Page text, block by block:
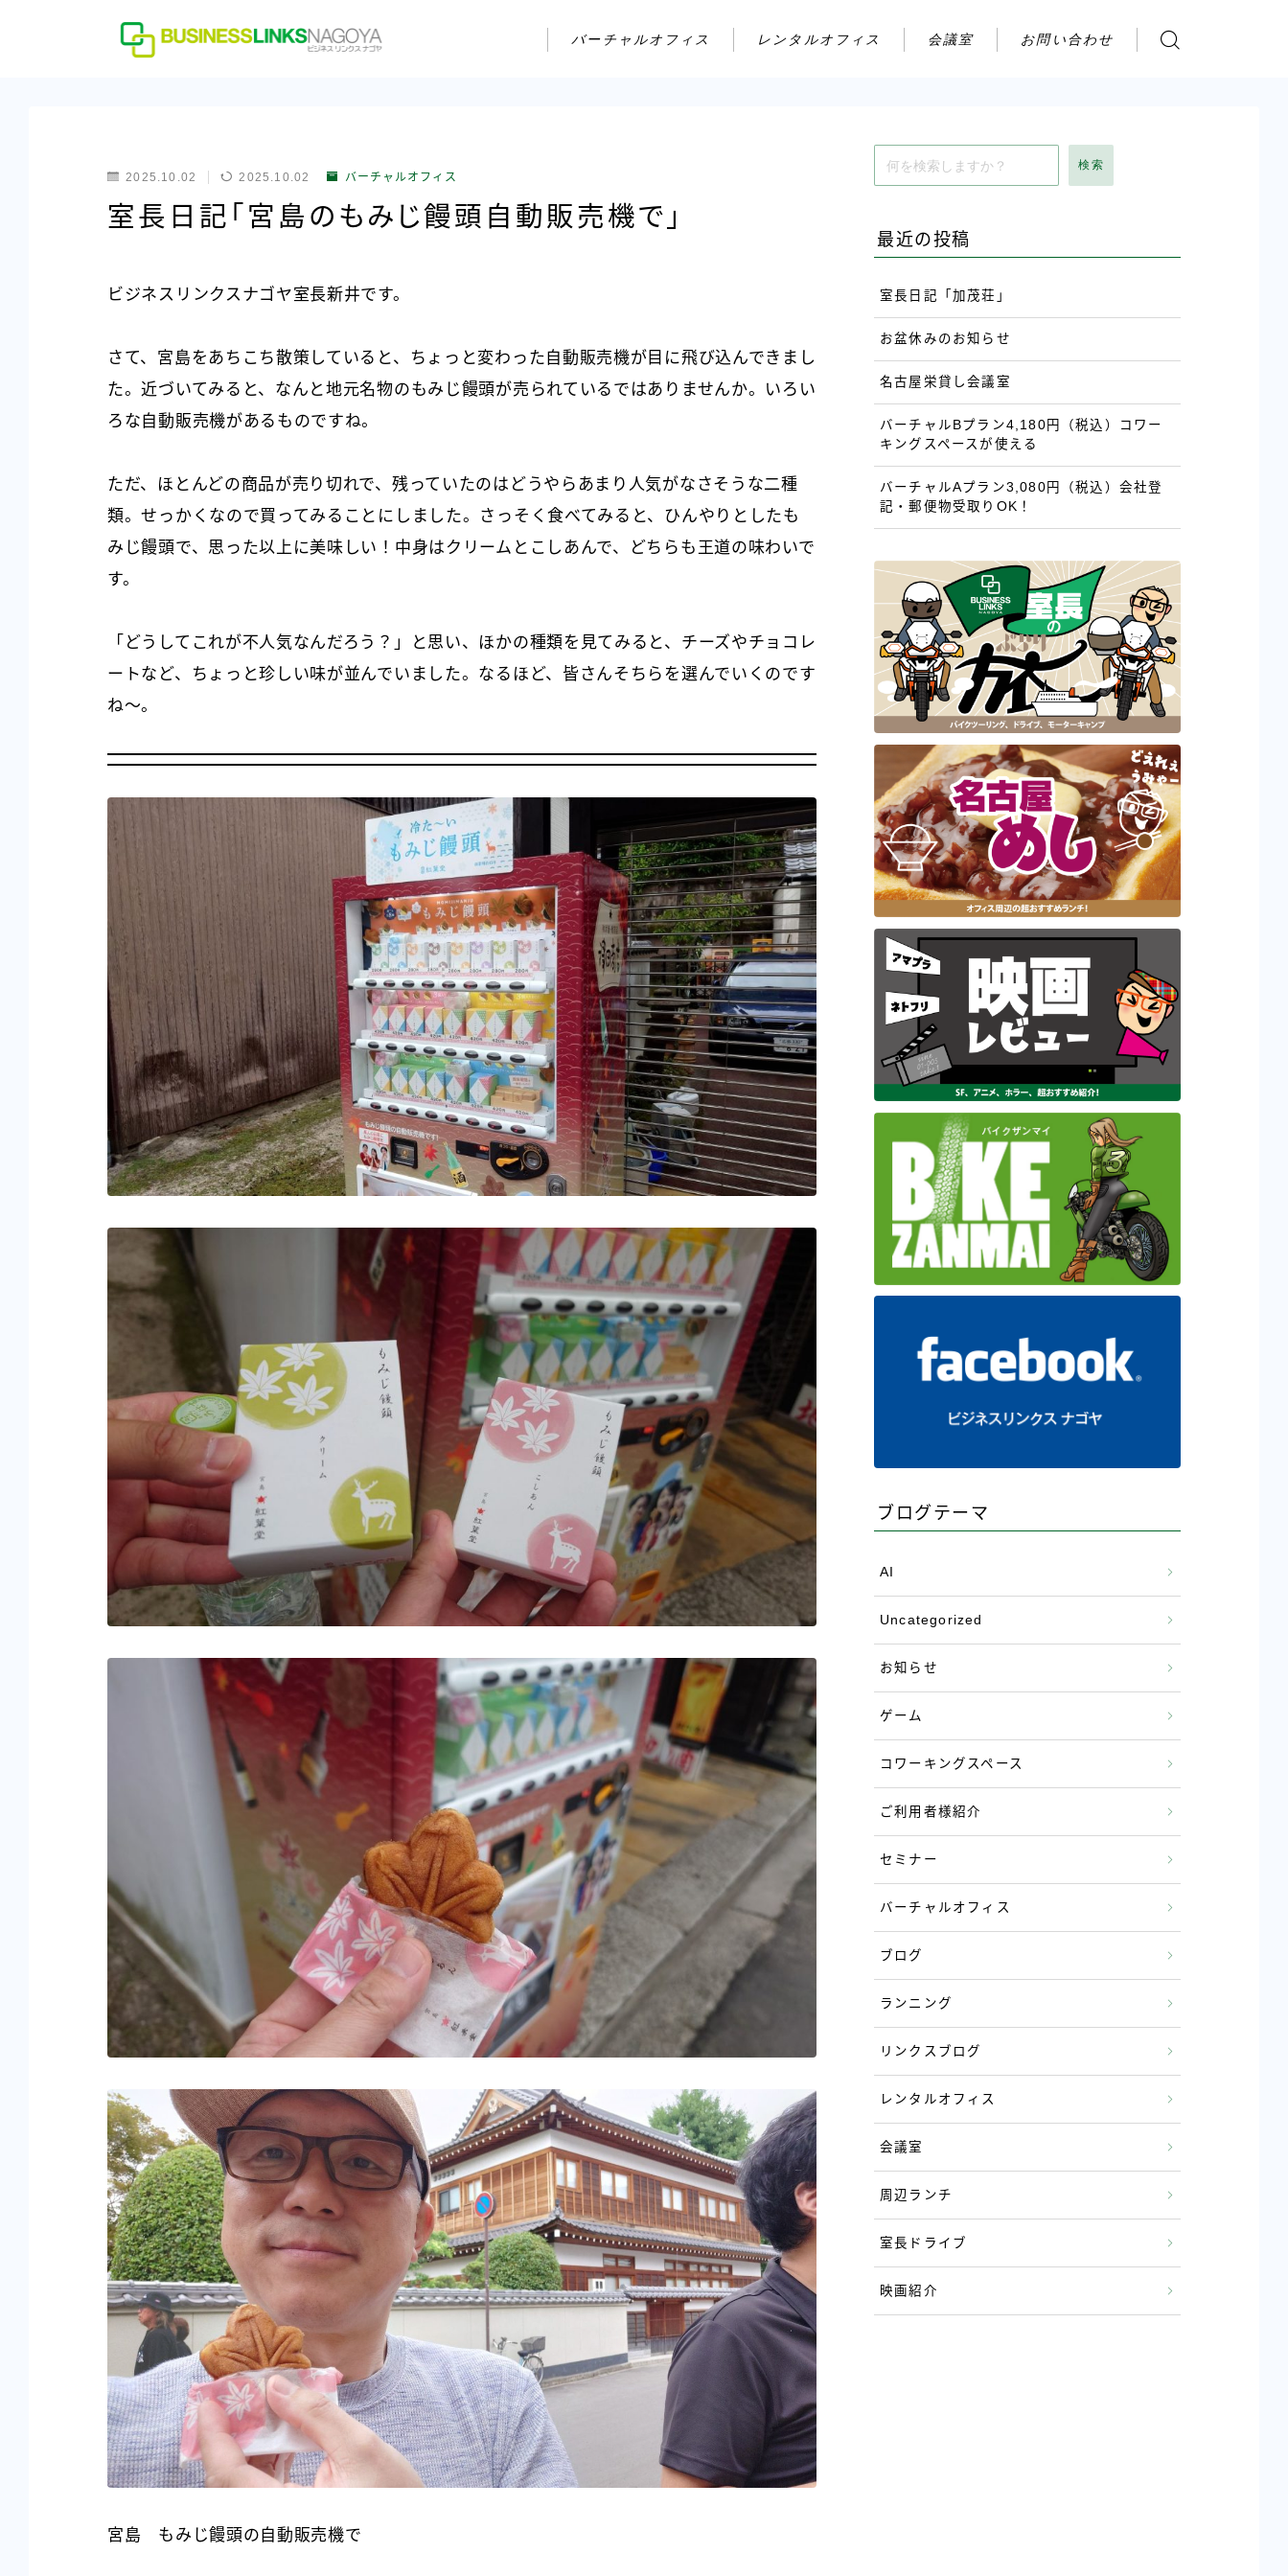
バーチャルオフィス レンタルオフィス 会議室 お問い合わせ
アクセス
2025.10.02 2025.10.02 バーチャルオフィス
室長日記「宮島のもみじ饅頭自動販売機で」
ビジネスリンクスナゴヤ室長新井です。
さて、宮島をあちこち散策していると、ちょっと変わった自動販売機が目に飛び込んできまし
た。近づいてみると、なんと地元名物のもみじ饅頭が売られているではありませんか。いろい
ろな自動販売機があるものですね。
ただ、ほとんどの商品が売り切れで、残っていたのはどうやらあまり人気がなさそうな二種
類。せっかくなので買ってみることにしました。さっそく食べてみると、ひんやりとしたも
みじ饅頭で、思った以上に美味しい！中身はクリームとこしあんで、どちらも王道の味わいで
す。
「どうしてこれが不人気なんだろう？」と思い、ほかの種類を見てみると、チーズやチョコレ
ートなど、ちょっと珍しい味が並んでいました。なるほど、皆さんそちらを選んでいくのです
ね～。
宮島 もみじ饅頭の自動販売機で
検索
最近の投稿
室長日記「加茂荘」
お盆休みのお知らせ
名古屋栄貸し会議室
バーチャルBプラン4,180円（税込）コワー
キングスペースが使える
バーチャルAプラン3,080円（税込）会社登
記・郵便物受取りOK！
ブログテーマ
AI
Uncategorized
お知らせ
ゲーム
コワーキングスペース
ご利用者様紹介
セミナー
バーチャルオフィス
ブログ
ランニング
リンクスブログ
レンタルオフィス
会議室
周辺ランチ
室長ドライブ
映画紹介